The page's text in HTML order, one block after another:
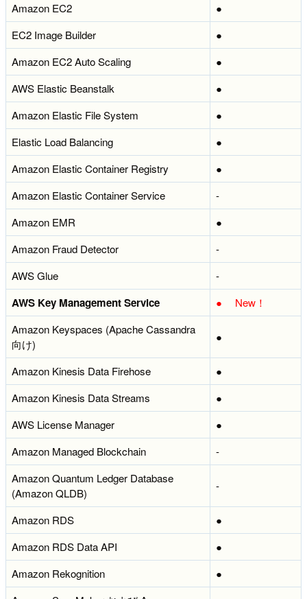
Amazon EC2
●
EC2 Image Builder
●
Amazon EC2 Auto Scaling
●
AWS Elastic Beanstalk
●
Amazon Elastic File System
●
Elastic Load Balancing
●
Amazon Elastic Container Registry
●
Amazon Elastic Container Service
-
Amazon EMR
●
Amazon Fraud Detector
-
AWS Glue
-
AWS Key Management Service ●
New！
Amazon Keyspaces (Apache Cassandra
向け)
●
Amazon Kinesis Data Firehose
●
Amazon Kinesis Data Streams
●
AWS License Manager
●
Amazon Managed Blockchain
-
Amazon Quantum Ledger Database
(Amazon QLDB)
-
Amazon RDS
●
Amazon RDS Data API
●
Amazon Rekognition
●